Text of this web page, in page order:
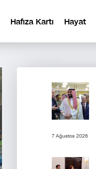
Hafıza Kartı Hayat
7 Ağustos 2026